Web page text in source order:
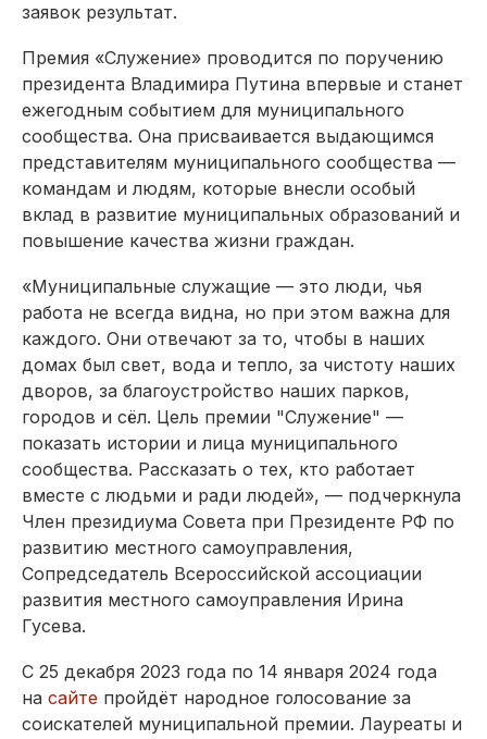
заявок результат.
Премия «Служение» проводится по поручению
президента Владимира Путина впервые и станет
ежегодным событием для муниципального
сообщества. Она присваивается выдающимся
представителям муниципального сообщества —
командам и людям, которые внесли особый
вклад в развитие муниципальных образований и
повышение качества жизни граждан.
«Муниципальные служащие — это люди, чья
работа не всегда видна, но при этом важна для
каждого. Они отвечают за то, чтобы в наших
домах был свет, вода и тепло, за чистоту наших
дворов, за благоустройство наших парков,
городов и сёл. Цель премии "Служение" —
показать истории и лица муниципального
сообщества. Рассказать о тех, кто работает
вместе с людьми и ради людей», — подчеркнула
Член президиума Совета при Президенте РФ по
развитию местного самоуправления,
Сопредседатель Всероссийской ассоциации
развития местного самоуправления Ирина
Гусева.
С 25 декабря 2023 года по 14 января 2024 года
на сайте пройдёт народное голосование за
соискателей муниципальной премии. Лауреаты и